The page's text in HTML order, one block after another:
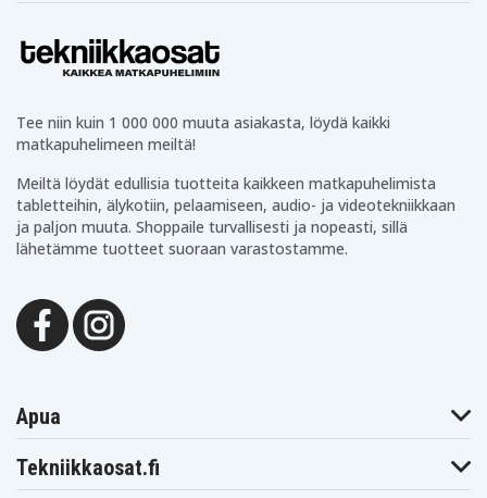
kokoisina ja eri käyttötilanteisiin.
Tekniikkaa arkeen
tuotteita kutenpowerbankeja,paristoja,
valaistustuotteita,kaapeleita
Tekniikkaosien hyvät arviot ja palautteet
Olemme ylpeitä Tekniikkaosien hyvistä arvioista
Trustpilotissa, Googlessa ja muilla alustoilla.
toimituksen ja nopean toimituksen varastoltamme.
Onko sinulla kysyttävää? Lähetä meille viesti tai tule
Tilaa halpaa elektroniikkaa verkosta
Tekniikkaosilta
Tee niin kuin 1 000 000 muuta asiakasta, löydä kaikki
matkapuhelimeen meiltä!
Meiltä löydät edullisia tuotteita kaikkeen matkapuhelimista
tabletteihin, älykotiin, pelaamiseen, audio- ja videotekniikkaan
ja paljon muuta. Shoppaile turvallisesti ja nopeasti, sillä
lähetämme tuotteet suoraan varastostamme.
Apua
Tekniikkaosat.fi